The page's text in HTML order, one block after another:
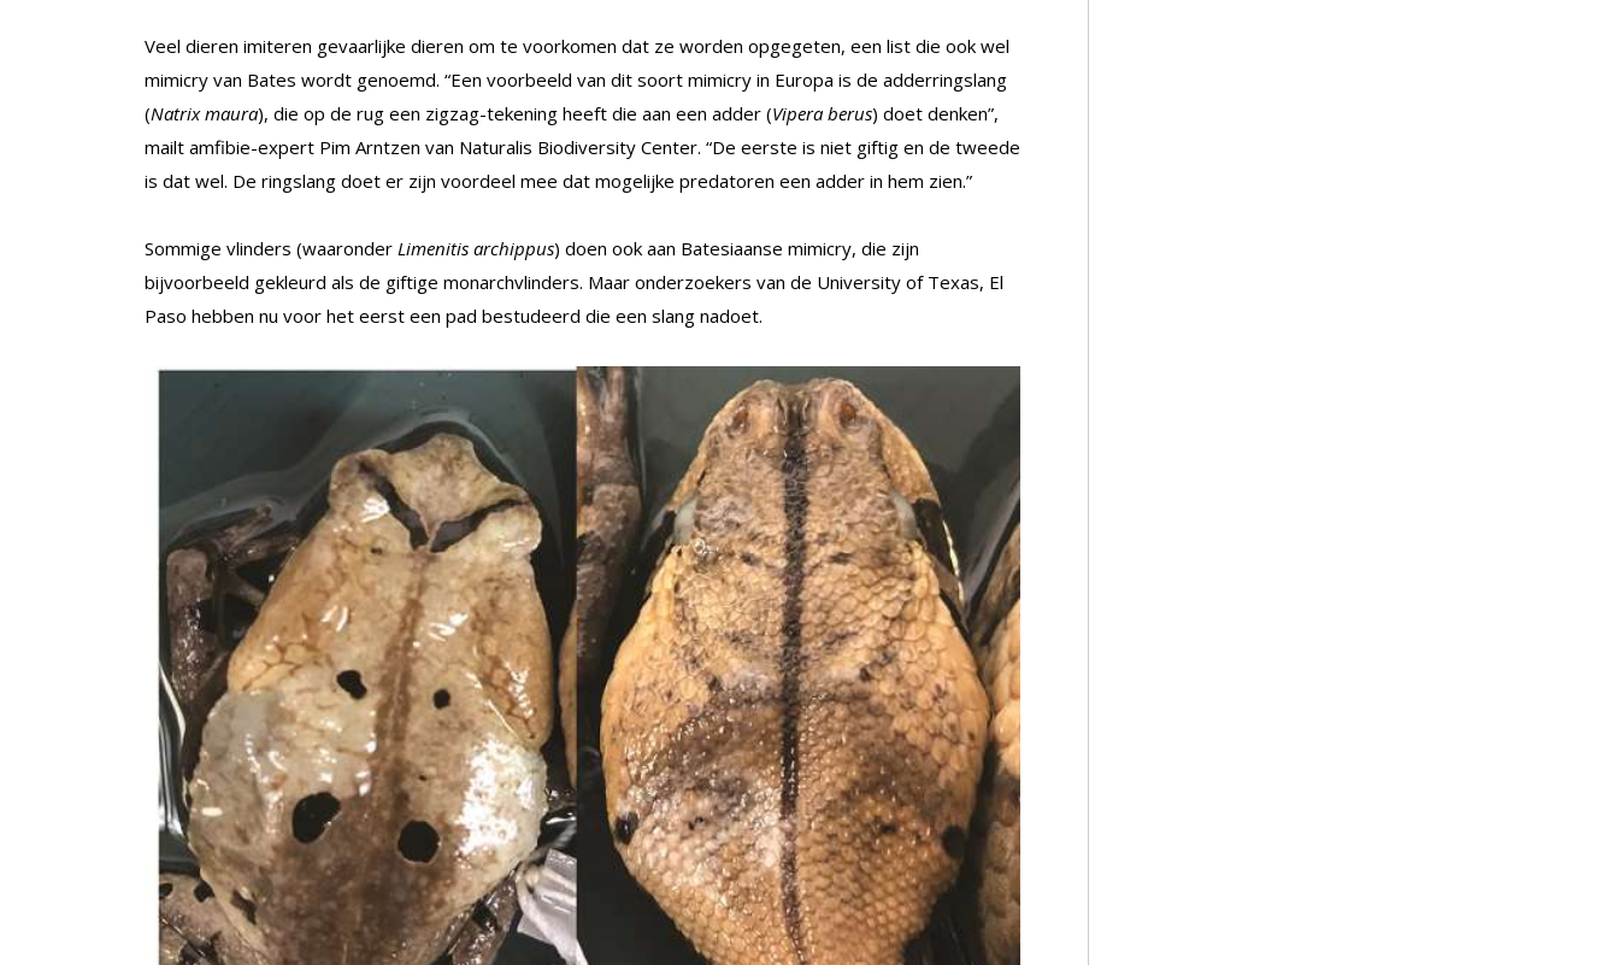
Veel dieren imiteren gevaarlijke dieren om te voorkomen dat ze worden opgegeten, een list die ook wel
mimicry van Bates wordt genoemd. “Een voorbeeld van dit soort mimicry in Europa is de adderringslang
(Natrix maura), die op de rug een zigzag-tekening heeft die aan een adder (Vipera berus) doet denken”,
mailt amfibie-expert Pim Arntzen van Naturalis Biodiversity Center. “De eerste is niet giftig en de tweede
is dat wel. De ringslang doet er zijn voordeel mee dat mogelijke predatoren een adder in hem zien.”
Sommige vlinders (waaronder Limenitis archippus) doen ook aan Batesiaanse mimicry, die zijn
bijvoorbeeld gekleurd als de giftige monarchvlinders. Maar onderzoekers van de University of Texas, El
Paso hebben nu voor het eerst een pad bestudeerd die een slang nadoet.